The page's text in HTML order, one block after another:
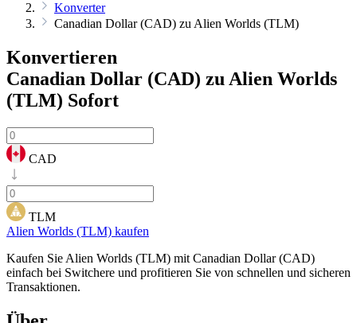
Konverter
Canadian Dollar (CAD) zu Alien Worlds (TLM)
Konvertieren
Canadian Dollar (CAD) zu Alien Worlds
(TLM) Sofort
CAD
TLM
Alien Worlds (TLM) kaufen
Kaufen Sie Alien Worlds (TLM) mit Canadian Dollar (CAD)
einfach bei Switchere und profitieren Sie von schnellen und sicheren
Transaktionen.